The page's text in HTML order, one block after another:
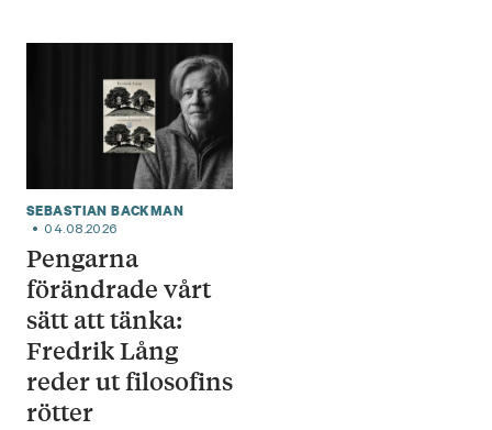
SEBASTIAN BACKMAN
04.08.2026
Pengarna
förändrade vårt
sätt att tänka:
Fredrik Lång
reder ut filosofins
rötter